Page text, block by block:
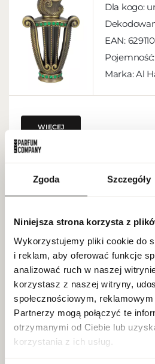
Zgoda Szczegóły
Niniejsza strona korzysta z
Wykorzystujemy pliki cookie do
i reklam, aby oferować funkcje
analizować ruch w naszej
korzystasz z naszej witryny,
społecznościowym, reklamowym
Partnerzy mogą połączyć te
otrzymanymi od Ciebie lub
korzystania z ich usług.
Dla kogo:
EAN:
Pojemność:
Marka: Al
WIĘCEJ
Al Haramain Tanasuk
Dla kogo:
EAN:
Marka: Al
WIĘCEJ